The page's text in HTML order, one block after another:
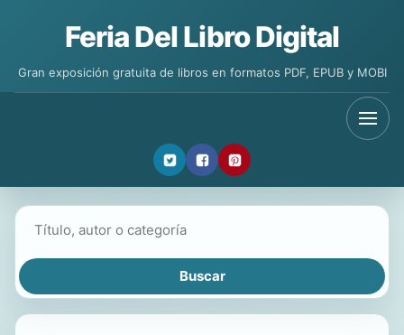
Feria Del Libro Digital
Gran exposición gratuita de libros en formatos PDF, EPUB y MOBI